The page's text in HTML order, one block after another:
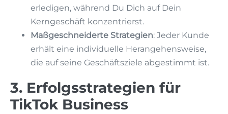
erledigen, während Du Dich auf Dein
Kerngeschäft konzentrierst.
Maßgeschneiderte Strategien: Jeder Kunde
erhält eine individuelle Herangehensweise,
die auf seine Geschäftsziele abgestimmt ist.
3. Erfolgsstrategien für
TikTok Business